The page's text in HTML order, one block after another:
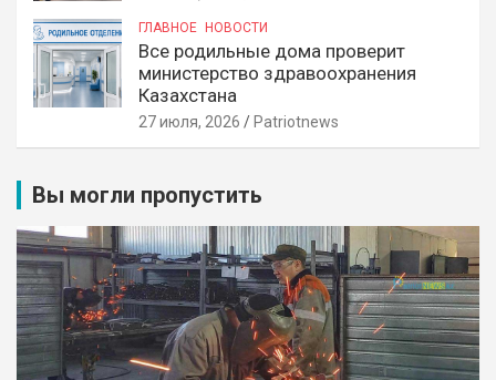
ГЛАВНОЕ НОВОСТИ
Все родильные дома проверит
министерство здравоохранения
Казахстана
27 июля, 2026 Patriotnews
Вы могли пропустить